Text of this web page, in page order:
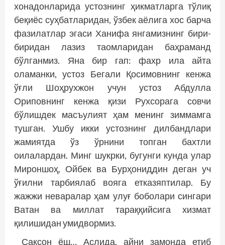
хонадонларида устознинг ҳикматларга тўлиқ
беқиёс суҳбатларидан, ўзбек аёлига хос барча
фазилатлар эгаси Ханифа янгамизнинг бири-
биридан лазиз таомларидан баҳраманд
бўлганмиз. Яна бир гап: фахр ила айта
оламанки, устоз Бегали Қосимовнинг кенжа
ўғли Шоҳрухжон учун устоз Абдулла
Ориповнинг кенжа қизи Рухсорага совчи
бўлишдек масъ­улият ҳам менинг зиммамга
тушган. Ушбу икки устознинг дилбандлари
жамиятда ўз ўрнини топган бахтли
оилалардан. Минг шукрки, бугунги кунда улар
Мироншоҳ, Ойбек ва Бурҳониддин деган уч
ўғилни тарбиялаб вояга етказяптилар. Бу
жажжи неваралар ҳам улуғ боболари сингари
Ватан ва миллат тараққийсига хизмат
қилишидан умид­вормиз.
Саксон ёш… Аслида, айни замонда етиб